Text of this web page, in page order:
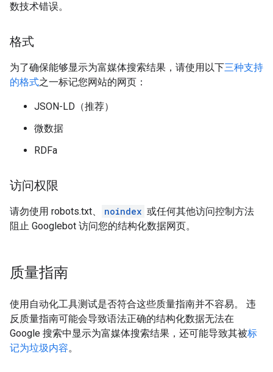
数技术错误。
格式
为了确保能够显示为富媒体搜索结果，请使用以下三种支持
的格式之一标记您网站的网页：
JSON-LD（推荐）
微数据
RDFa
访问权限
请勿使用 robots.txt、 noindex 或任何其他访问控制方法
阻止 Googlebot 访问您的结构化数据网页。
质量指南
使用自动化工具测试是否符合这些质量指南并不容易。 违
反质量指南可能会导致语法正确的结构化数据无法在
Google 搜索中显示为富媒体搜索结果，还可能导致其被标
记为垃圾内容。